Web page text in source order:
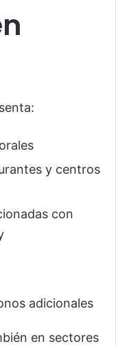
y centros
con
adicionales
en sectores